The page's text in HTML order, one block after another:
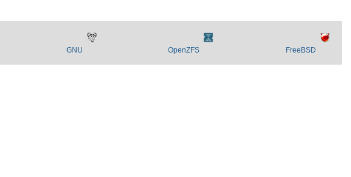
GNU OpenZFS FreeBSD